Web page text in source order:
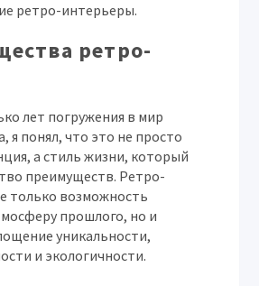
ретро-интерьеры.
ретро-
лет погружения в мир
я понял, что это не просто
а стиль жизни, который
преимуществ. Ретро-
только возможность
прошлого, но и
уникальности,
и экологичности.